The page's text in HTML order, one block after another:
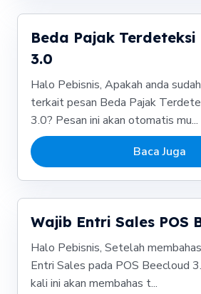
Beda Pajak Terdeteksi
3.0
Halo Pebisnis, Apakah anda
terkait pesan Beda Pajak
3.0? Pesan ini akan otomatis mu...
Baca Juga
Wajib Entri Sales POS
Halo Pebisnis, Setelah
Entri Sales pada POS Beecloud
kali ini akan membahas t...